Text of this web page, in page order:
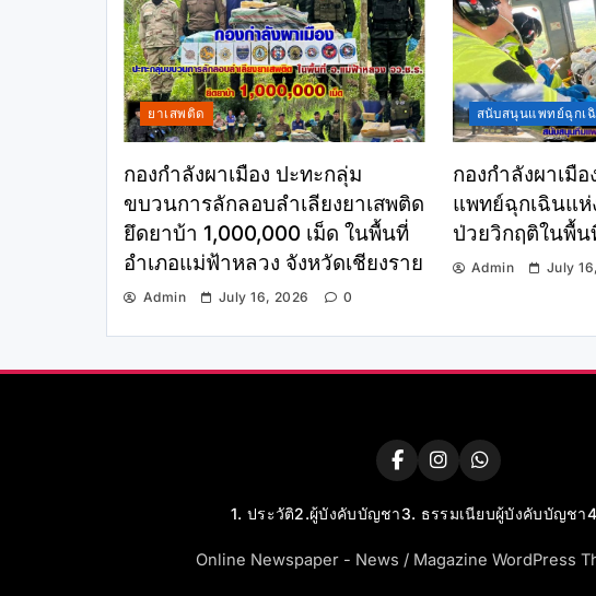
ยาเสพติด
กองกำลังผาเมือง ปะทะกลุ่ม
ขบวนการลักลอบลำเลียงยาเสพติด
ยึดยาบ้า 1,000,000 เม็ด ในพื้นที่
อำเภอแม่ฟ้าหลวง จังหวัดเชียงราย
Admin July 16, 2026 0
สนับสนุนแพทย์ฉุกเ
กองกำลังผาเมื
แพทย์ฉุกเฉินแ
ป่วยวิกฤติในพื้น
Admin July
1. ประวัติ2.ผู้บังคับบัญชา3. ธรรมเนียบผู้บังคับบัญชา
Online Newspaper - News / Magazine WordPress